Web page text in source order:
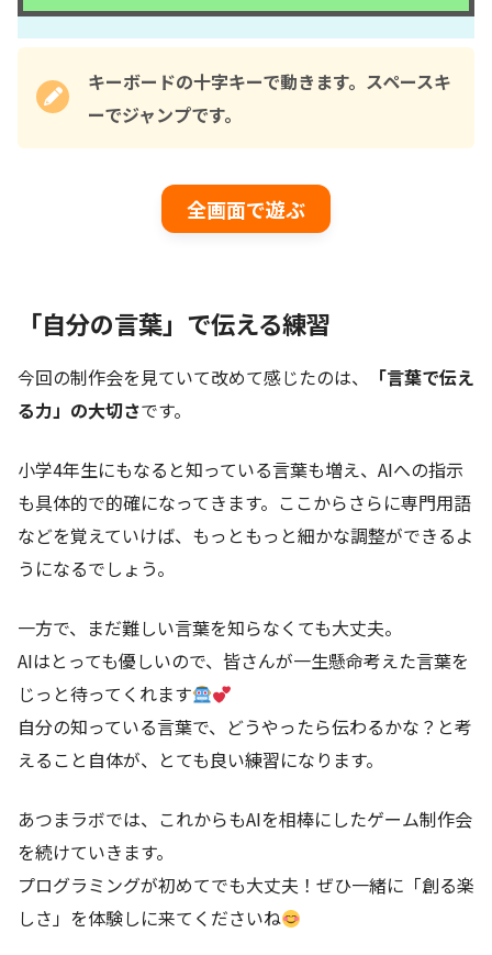
キーボードの十字キーで動きます。スペースキ
ーでジャンプです。
全画面で遊ぶ
「自分の言葉」で伝える練習
今回の制作会を見ていて改めて感じたのは、
「言葉で伝え
る力」の大切さです。
小学4年生にもなると知っている言葉も増え、AIへの指示
も具体的で的確になってきます。ここからさらに専門用語
などを覚えていけば、もっともっと細かな調整ができるよ
うになるでしょう。
一方で、まだ難しい言葉を知らなくても大丈夫。
AIはとっても優しいので、皆さんが一生懸命考えた言葉を
じっと待ってくれます
自分の知っている言葉で、どうやったら伝わるかな？と考
えること自体が、とても良い練習になります。
あつまラボでは、これからもAIを相棒にしたゲーム制作会
を続けていきます。
プログラミングが初めてでも大丈夫！ぜひ一緒に「創る楽
しさ」を体験しに来てくださいね